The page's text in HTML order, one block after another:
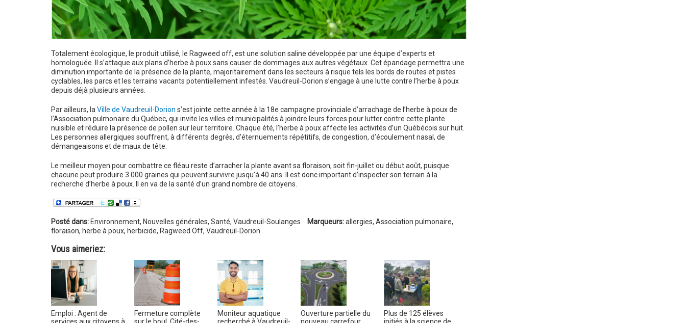
Totalement écologique, le produit utilisé, le Ragweed off, est une solution saline développée par une équipe d’experts et
homologuée. Il s’attaque aux plans d’herbe à poux sans causer de dommages aux autres végétaux. Cet épandage permettra une
diminution importante de la présence de la plante, majoritairement dans les secteurs à risque tels les bords de routes et pistes
cyclables, les parcs et les terrains vacants potentiellement infestés. Vaudreuil-Dorion s’engage à une lutte contre l’herbe à poux
depuis déjà plusieurs années.
Par ailleurs, la Ville de Vaudreuil-Dorion s’est jointe cette année à la 18e campagne provinciale d’arrachage de l’herbe à poux de
l’Association pulmonaire du Québec, qui invite les villes et municipalités à joindre leurs forces pour lutter contre cette plante
nuisible et réduire la présence de pollen sur leur territoire. Chaque été, l’herbe à poux affecte les activités d’un Québécois sur huit.
Les personnes allergiques souffrent, à différents degrés, d’éternuements répétitifs, de congestion, d’écoulement nasal, de
démangeaisons et de maux de tête.
Le meilleur moyen pour combattre ce fléau reste d’arracher la plante avant sa floraison, soit fin-juillet ou début août, puisque
chacune peut produire 3 000 graines qui peuvent survivre jusqu’à 40 ans. Il est donc important d’inspecter son terrain à la
recherche d’herbe à poux. Il en va de la santé d’un grand nombre de citoyens.
Posté dans:Environnement, Nouvelles générales, Santé, Vaudreuil-Soulanges Marqueurs: allergies, Association pulmonaire,
floraison, herbe à poux, herbicide, Ragweed Off, Vaudreuil-Dorion
Vous aimeriez:
Emploi : Agent de
services aux citoyens à
Fermeture complète
sur le boul. Cité-des-
Moniteur aquatique
recherché à Vaudreuil-
Ouverture partielle du
nouveau carrefour
Plus de 125 élèves
initiés à la science de